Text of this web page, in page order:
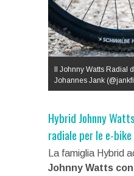
Il Johnny Watts Radial
Johannes Jank
Hybrid Johnny
radiale per le e-bike
La famiglia Hybrid
Johnny Watts